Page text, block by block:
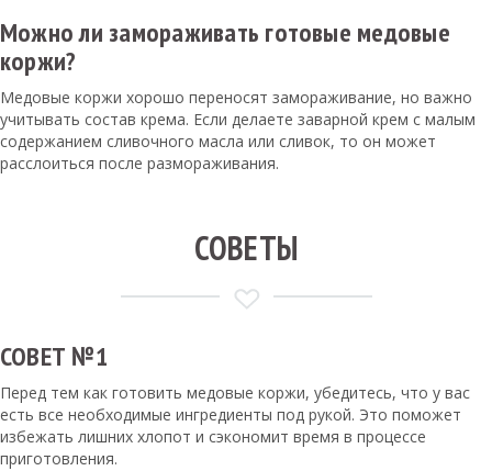
Можно ли замораживать готовые медовые
коржи?
Медовые коржи хорошо переносят замораживание, но важно
учитывать состав крема. Если делаете заварной крем с малым
содержанием сливочного масла или сливок, то он может
расслоиться после размораживания.
СОВЕТЫ
СОВЕТ №1
Перед тем как готовить медовые коржи, убедитесь, что у вас
есть все необходимые ингредиенты под рукой. Это поможет
избежать лишних хлопот и сэкономит время в процессе
приготовления.